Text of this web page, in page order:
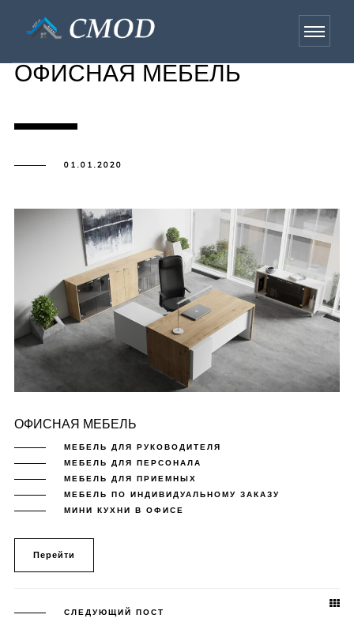
ОФИСНАЯ МЕБЕЛЬ
01.01.2020
ОФИСНАЯ МЕБЕЛЬ
МЕБЕЛЬ ДЛЯ РУКОВОДИТЕЛЯ
МЕБЕЛЬ ДЛЯ ПЕРСОНАЛА
МЕБЕЛЬ ДЛЯ ПРИЕМНЫХ
МЕБЕЛЬ ПО ИНДИВИДУАЛЬНОМУ ЗАКАЗУ
МИНИ КУХНИ В ОФИСЕ
Перейти
СЛЕДУЮЩИЙ ПОСТ